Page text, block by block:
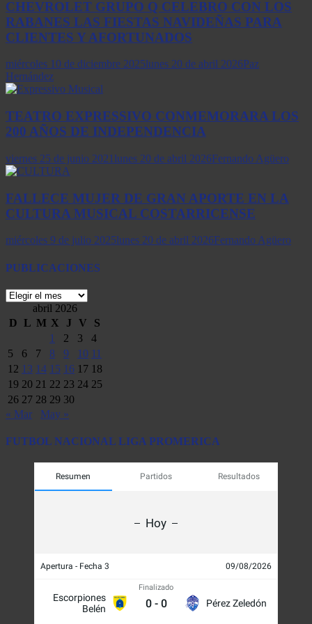
CHEVROLET GRUPO Q CELEBRO CON LOS
RABANES LAS FIESTAS NAVIDEÑAS PARA
CLIENTES Y AFORTUNADOS
miércoles 10 de diciembre 2025lunes 20 de abril 2026Paz
Hernández
TEATRO EXPRESSIVO CONMEMORARA LOS
200 AÑOS DE INDEPENDENCIA
viernes 25 de junio 2021 lunes 20 de abril 2026Fernando Agüero
FALLECE MUJER DE GRAN APORTE EN LA
CULTURA MUSICAL COSTARRICENSE
miércoles 9 de julio 2025lunes 20 de abril 2026Fernando Agüero
PUBLICACIONES
PUBLICACIONES
abril 2026
D L M X J V
S
1
2 3
4
5
6 7 8 9 10 11
12 13 14 15 16 17 18
19 20 21 22 23 24 25
26 27 28 29 30
« Mar
May »
FUTBOL NACIONAL LIGA PROMERICA
Resumen Partidos Resultados
Hoy
Apertura - Fecha 3 09/08/2026
Escorpiones
Belén
Finalizado
0 - 0 Pérez Zeledón